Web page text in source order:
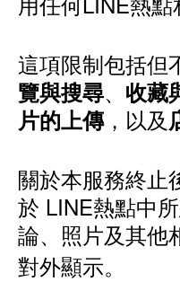
這項限制包括但
覽與搜尋、 收藏
片的上傳，以及
關於本服務終止
於 LINE熱點中
論、照片及其他
對外顯示。